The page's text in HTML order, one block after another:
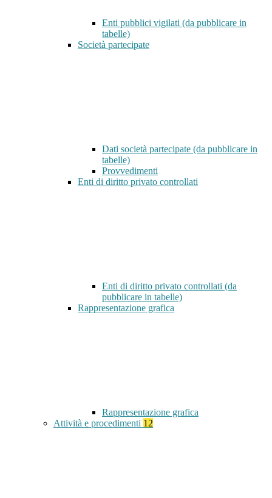
Enti pubblici vigilati (da pubblicare in
tabelle)
Società partecipate
Dati società partecipate (da pubblicare in
tabelle)
Provvedimenti
Enti di diritto privato controllati
Enti di diritto privato controllati (da
pubblicare in tabelle)
Rappresentazione grafica
Rappresentazione grafica
Attività e procedimenti 12